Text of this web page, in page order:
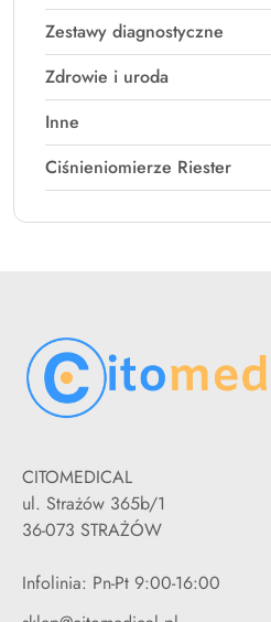
Zestawy diagnostyczne
Zdrowie i uroda
Inne
Ciśnieniomierze Riester
CITOMEDICAL
ul. Strażów 365b/1
36-073 STRAŻÓW
Infolinia: Pn-Pt 9:00-16:00